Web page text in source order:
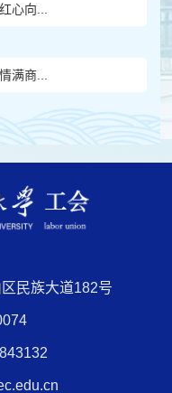
心向...
满商...
民族大道182号